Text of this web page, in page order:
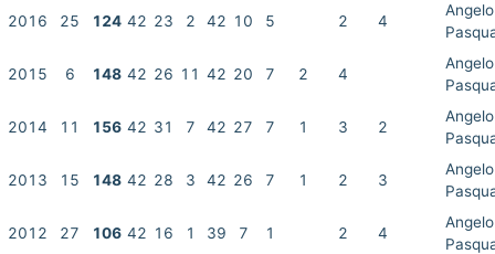
2016 25 124 42 23 2 42 10 5 2 4
2015 6 148 42 26 11 42 20 7 2 4
2014 11 156 42 31 7 42 27 7 1 3 2
2013 15 148 42 28 3 42 26 7 1 2 3
2012 27 106 42 16 1 39 7 1 2 4